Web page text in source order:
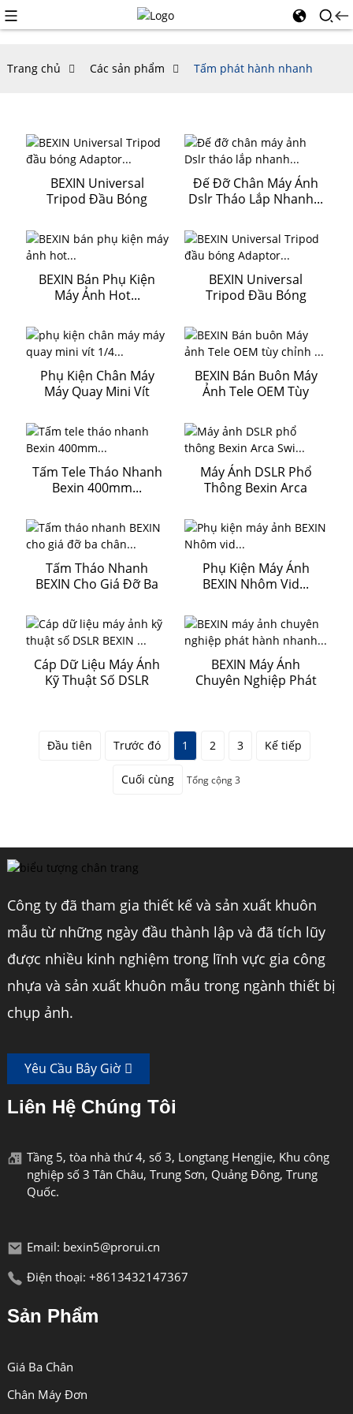
Trang chủ Các sản phẩm Tấm phát hành nhanh
BEXIN Universal
Tripod Đầu Bóng
Đế Đỡ Chân Máy Ảnh
Dslr Tháo Lắp Nhanh...
BEXIN Bán Phụ Kiện
Máy Ảnh Hot...
BEXIN Universal
Tripod Đầu Bóng
Phụ Kiện Chân Máy
Máy Quay Mini Vít
BEXIN Bán Buôn Máy
Ảnh Tele OEM Tùy
Tấm Tele Tháo Nhanh
Bexin 400mm...
Máy Ảnh DSLR Phổ
Thông Bexin Arca
Tấm Tháo Nhanh
BEXIN Cho Giá Đỡ Ba
Phụ Kiện Máy Ảnh
BEXIN Nhôm Vid...
Cáp Dữ Liệu Máy Ảnh
Kỹ Thuật Số DSLR
BEXIN Máy Ảnh
Chuyên Nghiệp Phát
Đầu tiên Trước đó 1 2 3 Kế tiếp
Cuối cùng Tổng cộng 3
Công ty đã tham gia thiết kế và sản xuất khuôn
mẫu từ những ngày đầu thành lập và đã tích lũy
được nhiều kinh nghiệm trong lĩnh vực gia công
nhựa và sản xuất khuôn mẫu trong ngành thiết bị
chụp ảnh.
Yêu Cầu Bây Giờ
Liên Hệ Chúng Tôi
Tầng 5, tòa nhà thứ 4, số 3, Longtang Hengjie, Khu công
nghiệp số 3 Tân Châu, Trung Sơn, Quảng Đông, Trung
Quốc.
Email: bexin5@prorui.cn
Điện thoại: +8613432147367
Sản Phẩm
Giá Ba Chân
Chân Máy Đơn